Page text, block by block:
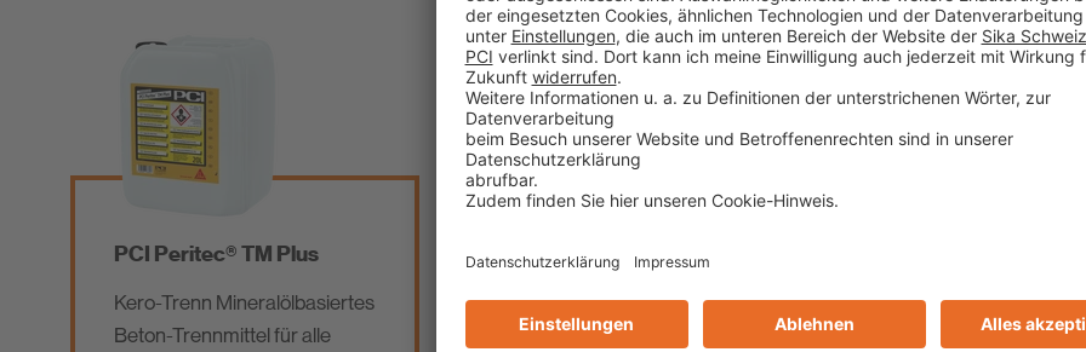
PCI Peritec® TM Plus
Kero-Trenn Mineralölbasiertes
Beton-Trennmittel für alle